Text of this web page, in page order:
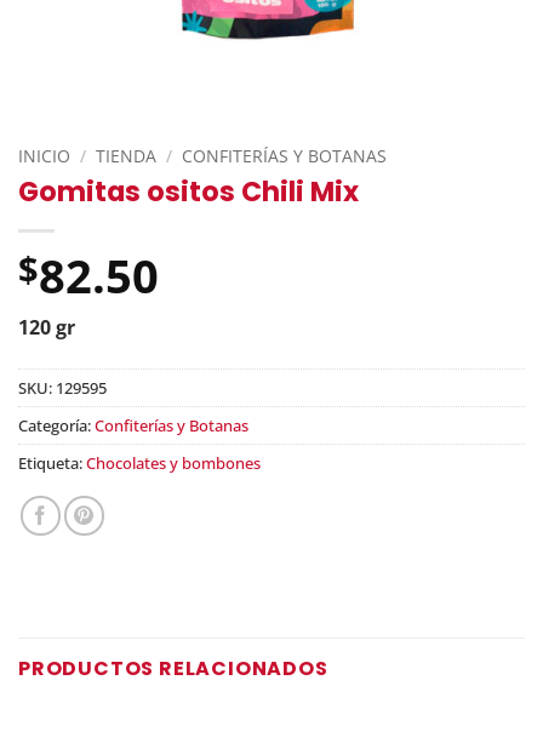
INICIO / TIENDA / CONFITERÍAS Y BOTANAS
Gomitas ositos Chili Mix
$82.50
120 gr
SKU: 129595
Categoría:Confiterías y Botanas
Etiqueta:Chocolates y bombones
PRODUCTOS RELACIONADOS